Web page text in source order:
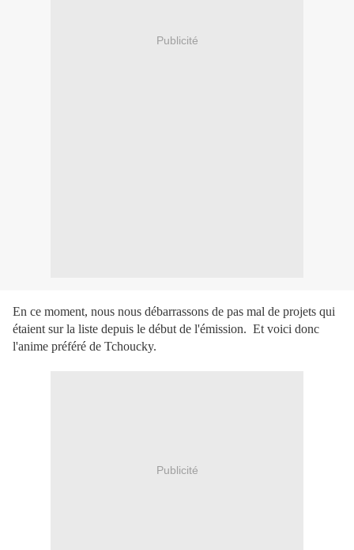
Publicité
En ce moment, nous nous débarrassons de pas mal de projets qui
étaient sur la liste depuis le début de l'émission. Et voici donc
l'anime préféré de Tchoucky.
Publicité